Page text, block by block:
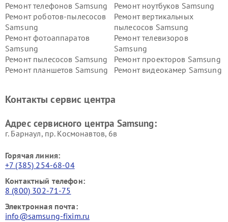
Ремонт телефонов Samsung
Ремонт ноутбуков Samsung
Ремонт роботов-пылесосов
Samsung
Ремонт вертикальных
пылесосов Samsung
Ремонт фотоаппаратов
Samsung
Ремонт телевизоров
Samsung
Ремонт пылесосов Samsung
Ремонт проекторов Samsung
Ремонт планшетов Samsung
Ремонт видеокамер Samsung
Контакты сервис центра
Адрес сервисного центра Samsung:
г. Барнаул, ​пр. Космонавтов, 6в
Горячая линия:
+7 (385) 254-68-04
Контактный телефон:
8 (800) 302-71-75
Электронная почта:
info@samsung-fixim.ru